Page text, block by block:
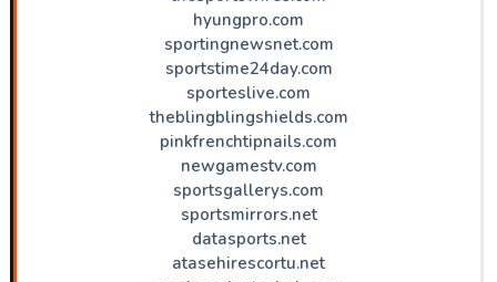
hyungpro.com
sportingnewsnet.com
sportstime24day.com
sporteslive.com
theblingblingshields.com
pinkfrenchtipnails.com
newgamestv.com
sportsgallerys.com
sportsmirrors.net
datasports.net
atasehirescortu.net